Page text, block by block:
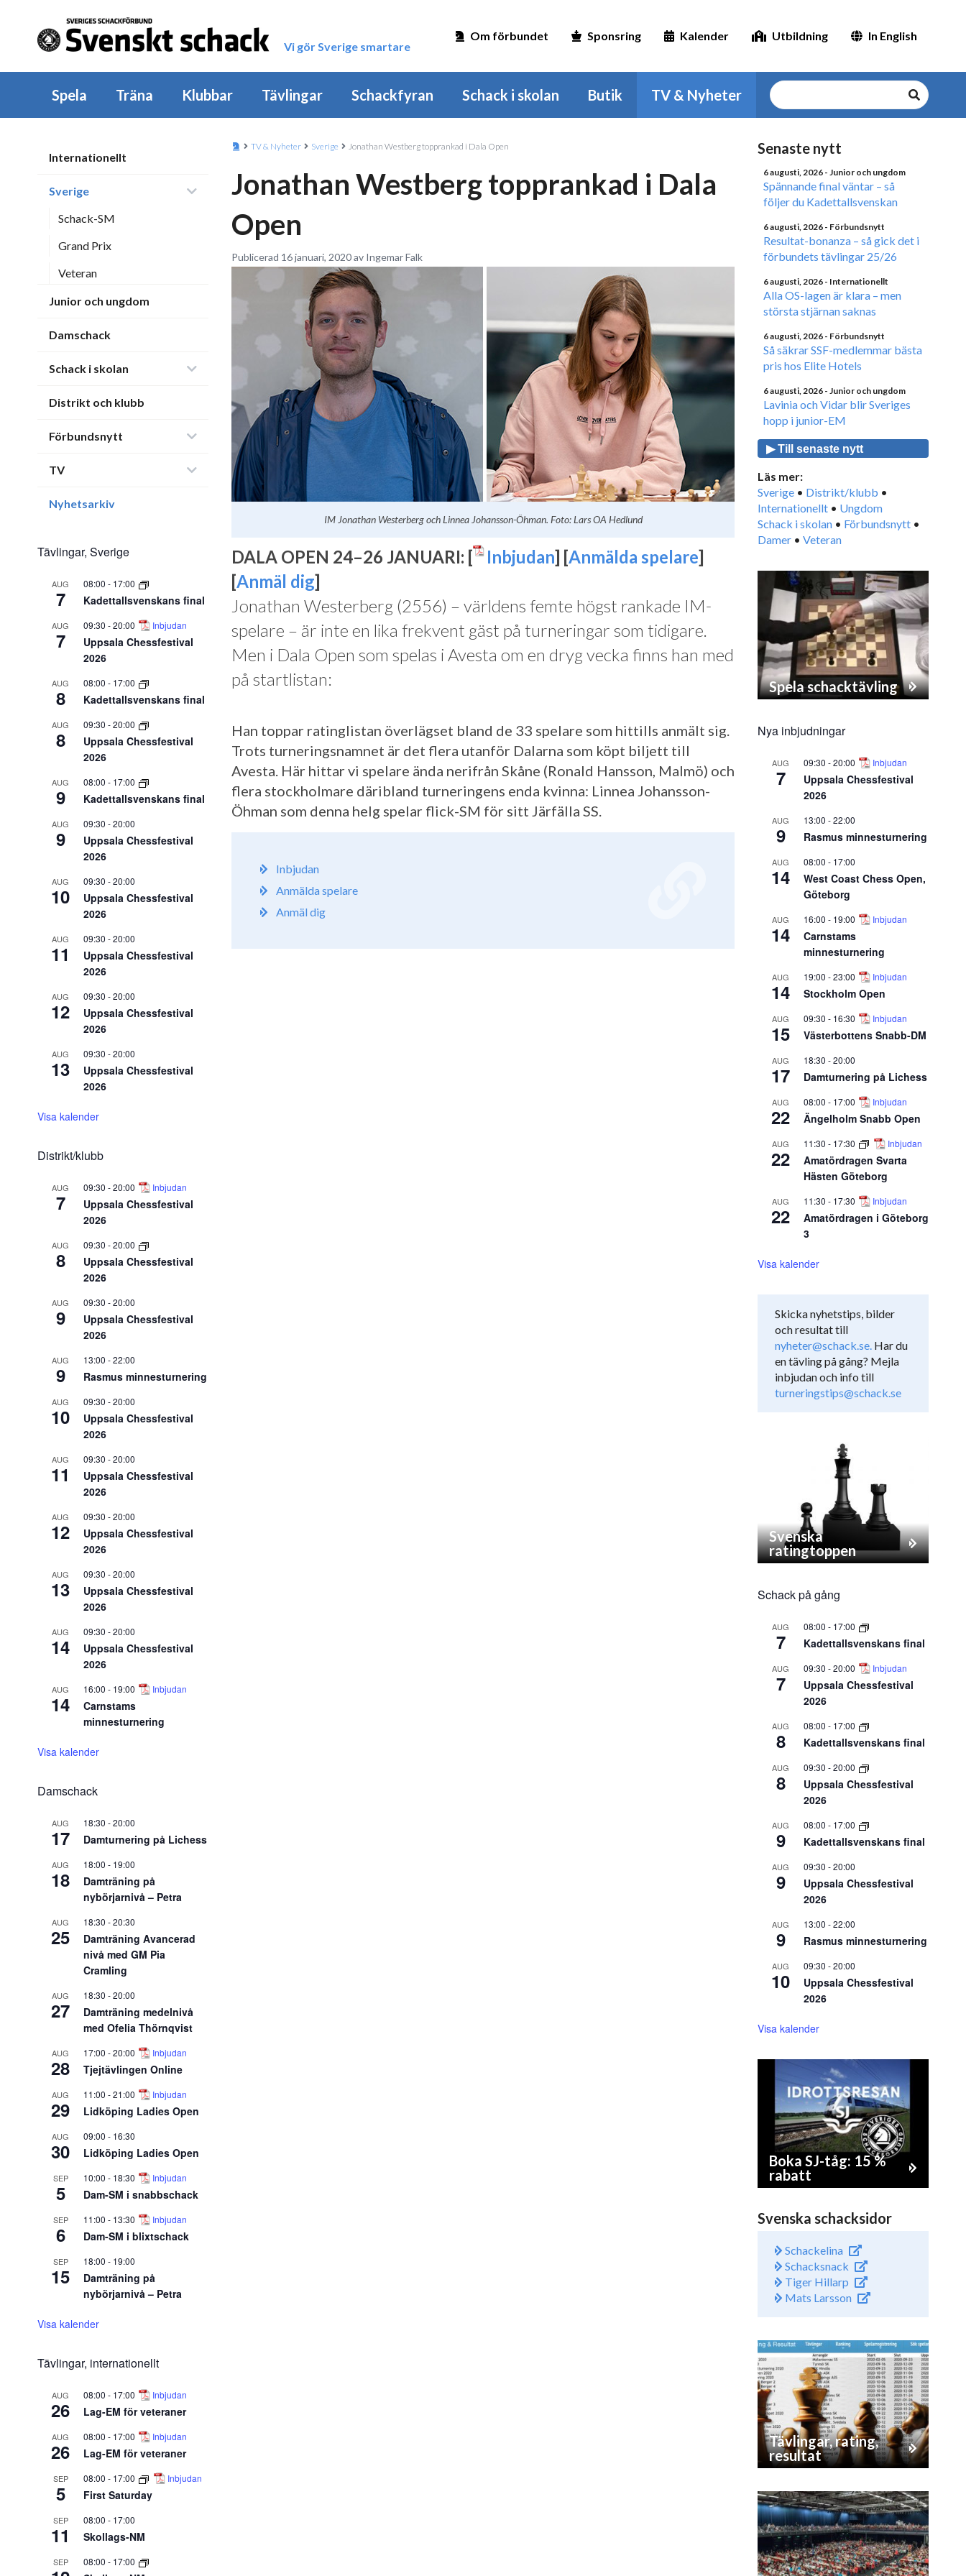
Vi gör Sverige smartare
Om förbundet Sponsring Kalender Utbildning In English
Spela Träna Klubbar Tävlingar Schackfyran Schack i skolan Butik TV & Nyheter
Internationellt
Sverige
Schack-SM
Grand Prix
Veteran
Junior och ungdom
Damschack
Schack i skolan
Distrikt och klubb
Förbundsnytt
TV
Nyhetsarkiv
Tävlingar, Sverige
AUG
7
08:00 - 17:00
Kadettallsvenskans final
AUG
7
09:30 -20:00 Inbjudan
Uppsala Chessfestival
2026
AUG
8
08:00 - 17:00
Kadettallsvenskans final
AUG
8
09:30 -20:00
Uppsala Chessfestival
2026
AUG
9
08:00 - 17:00
Kadettallsvenskans final
AUG
9
09:30 -20:00
Uppsala Chessfestival
2026
AUG
10
09:30 -20:00
Uppsala Chessfestival
2026
AUG
11
09:30 -20:00
Uppsala Chessfestival
2026
AUG
12
09:30 -20:00
Uppsala Chessfestival
2026
AUG
13
09:30 -20:00
Uppsala Chessfestival
2026
Visa kalender
Distrikt/klubb
AUG
7
09:30 -20:00 Inbjudan
Uppsala Chessfestival
2026
AUG
8
09:30 -20:00
Uppsala Chessfestival
2026
AUG
9
09:30 -20:00
Uppsala Chessfestival
2026
AUG
9
13:00 -22:00
Rasmus minnesturnering
AUG
10
09:30 -20:00
Uppsala Chessfestival
2026
AUG
11
09:30 -20:00
Uppsala Chessfestival
2026
AUG
12
09:30 -20:00
Uppsala Chessfestival
2026
AUG
13
09:30 -20:00
Uppsala Chessfestival
2026
AUG
14
09:30 -20:00
Uppsala Chessfestival
2026
AUG
14
16:00 - 19:00 Inbjudan
Carnstams
minnesturnering
Visa kalender
Damschack
AUG
17
18:30 -20:00
Damturnering på Lichess
AUG
18
18:00 - 19:00
Damträning på
nybörjarnivå – Petra
AUG
25
18:30 -20:30
Damträning Avancerad
nivå med GM Pia
Cramling
AUG
27
18:30 -20:00
Damträning medelnivå
med Ofelia Thörnqvist
AUG
28
17:00 -20:00 Inbjudan
Tjejtävlingen Online
AUG
29
11:00 -21:00 Inbjudan
Lidköping Ladies Open
AUG
30
09:00 - 16:30
Lidköping Ladies Open
SEP
5
10:00 - 18:30 Inbjudan
Dam-SM i snabbschack
SEP
6
11:00 - 13:30 Inbjudan
Dam-SM i blixtschack
SEP
15
18:00 - 19:00
Damträning på
nybörjarnivå – Petra
Visa kalender
Tävlingar, internationellt
AUG
26
08:00 - 17:00 Inbjudan
Lag-EM för veteraner
AUG
26
08:00 - 17:00 Inbjudan
Lag-EM för veteraner
SEP
5
08:00 - 17:00 Inbjudan
First Saturday
SEP
11
08:00 - 17:00
Skollags-NM
SEP 08:00 - 17:00
TV & Nyheter Sverige Jonathan Westberg topprankad i Dala Open
Jonathan Westberg topprankad i Dala
Open
Publicerad 16 januari, 2020 av Ingemar Falk
IM Jonathan Westerberg och Linnea Johansson-Öhman. Foto: Lars OA Hedlund
DALA OPEN 24–26 JANUARI: [ Inbjudan] [Anmälda spelare]
[Anmäl dig]
Jonathan Westerberg (2556) – världens femte högst rankade IM-
spelare – är inte en lika frekvent gäst på turneringar som tidigare.
Men i Dala Open som spelas i Avesta om en dryg vecka finns han med
på startlistan:
Han toppar ratinglistan överlägset bland de 33 spelare som hittills anmält sig.
Trots turneringsnamnet är det flera utanför Dalarna som köpt biljett till
Avesta. Här hittar vi spelare ända nerifrån Skåne (Ronald Hansson, Malmö) och
flera stockholmare däribland turneringens enda kvinna: Linnea Johansson-
Öhman som denna helg spelar flick-SM för sitt Järfälla SS.
Inbjudan
Anmälda spelare
Anmäl dig
Senaste nytt
6 augusti, 2026 - Junior och ungdom
Spännande final väntar – så
följer du Kadettallsvenskan
6 augusti, 2026 - Förbundsnytt
Resultat-bonanza – så gick det i
förbundets tävlingar 25/26
6 augusti, 2026 - Internationellt
Alla OS-lagen är klara – men
största stjärnan saknas
6 augusti, 2026 - Förbundsnytt
Så säkrar SSF-medlemmar bästa
pris hos Elite Hotels
6 augusti, 2026 - Junior och ungdom
Lavinia och Vidar blir Sveriges
hopp i junior-EM
▶ Till senaste nytt
Läs mer:
Sverige • Distrikt/klubb •
Internationellt • Ungdom
Schack i skolan • Förbundsnytt •
Damer • Veteran
Spela schacktävling
Nya inbjudningar
AUG
7
09:30 -20:00 Inbjudan
Uppsala Chessfestival
2026
AUG
9
13:00 -22:00
Rasmus minnesturnering
AUG
14
08:00 - 17:00
West Coast Chess Open,
Göteborg
AUG
14
16:00 - 19:00 Inbjudan
Carnstams
minnesturnering
AUG
14
19:00 -23:00 Inbjudan
Stockholm Open
AUG
15
09:30 - 16:30 Inbjudan
Västerbottens Snabb-DM
AUG
17
18:30 -20:00
Damturnering på Lichess
AUG
22
08:00 - 17:00 Inbjudan
Ängelholm Snabb Open
AUG
22
11:30 - 17:30 Inbjudan
Amatördragen Svarta
Hästen Göteborg
AUG
22
11:30 - 17:30 Inbjudan
Amatördragen i Göteborg
3
Visa kalender
Skicka nyhetstips, bilder
och resultat till
nyheter@schack.se. Har du
en tävling på gång? Mejla
inbjudan och info till
turneringstips@schack.se
Svenska
ratingtoppen
Schack på gång
AUG
7
08:00 - 17:00
Kadettallsvenskans final
AUG
7
09:30 -20:00 Inbjudan
Uppsala Chessfestival
2026
AUG
8
08:00 - 17:00
Kadettallsvenskans final
AUG
8
09:30 -20:00
Uppsala Chessfestival
2026
AUG
9
08:00 - 17:00
Kadettallsvenskans final
AUG
9
09:30 -20:00
Uppsala Chessfestival
2026
AUG
9
13:00 -22:00
Rasmus minnesturnering
AUG
10
09:30 -20:00
Uppsala Chessfestival
2026
Visa kalender
Boka SJ-tåg: 15 %
rabatt
Svenska schacksidor
Schackelina
Schacksnack
Tiger Hillarp
Mats Larsson
Tävlingar, rating,
resultat